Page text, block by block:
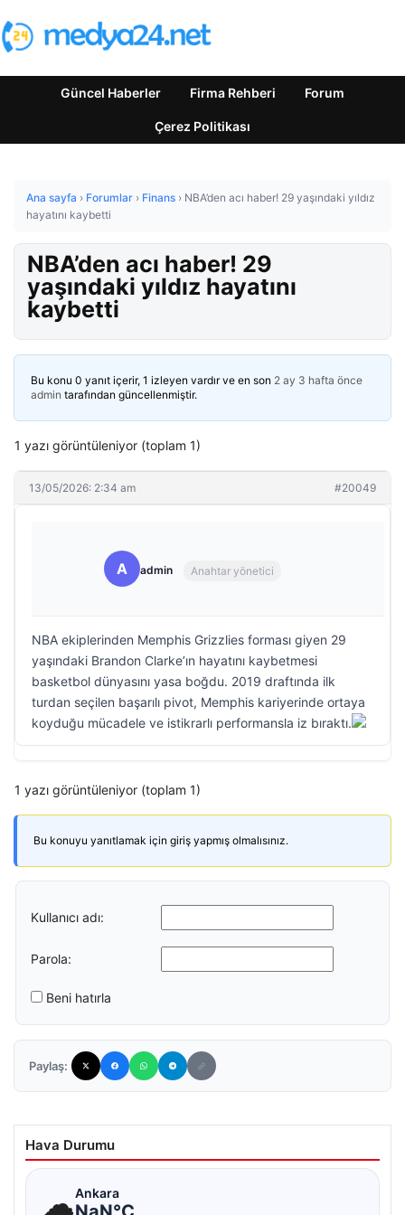
Güncel Haberler Firma Rehberi Forum
Çerez Politikası
Ana sayfa › Forumlar › Finans › NBA’den acı haber! 29 yaşındaki yıldız
hayatını kaybetti
NBA’den acı haber! 29
yaşındaki yıldız hayatını
kaybetti
Bu konu 0 yanıt içerir, 1 izleyen vardır ve en son 2 ay 3 hafta önce
admin tarafından güncellenmiştir.
1 yazı görüntüleniyor (toplam 1)
13/05/2026: 2:34 am #20049
A admin Anahtar yönetici
NBA ekiplerinden Memphis Grizzlies forması giyen 29
yaşındaki Brandon Clarke’ın hayatını kaybetmesi
basketbol dünyasını yasa boğdu. 2019 draftında ilk
turdan seçilen başarılı pivot, Memphis kariyerinde ortaya
koyduğu mücadele ve istikrarlı performansla iz bıraktı.
1 yazı görüntüleniyor (toplam 1)
Bu konuyu yanıtlamak için giriş yapmış olmalısınız.
Kullanıcı adı:
Parola:
Beni hatırla
Paylaş:
Hava Durumu
☁Ankara